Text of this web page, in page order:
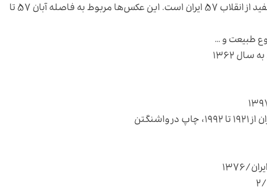
کتاب انقلاب ۵۷ ایران: این کتاب شامل ۲۰۰ عکس سیاه‌وسفید از انقلاب ۵۷ ایران است. این عکس‌ها مربوط به فاصله آبان ۵۷ تا
طبیعت و …
۱۳۶۲